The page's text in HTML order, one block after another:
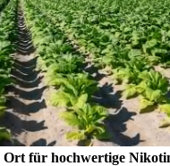
Ort für hochwertige